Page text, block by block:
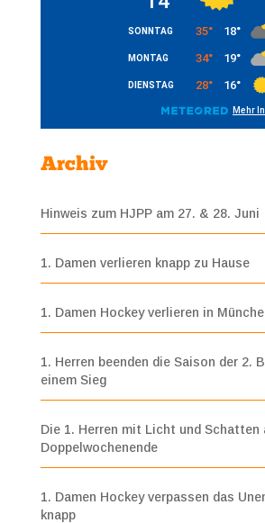
Archiv
Hinweis zum HJPP am 27. & 28. Juni
1. Damen verlieren knapp zu Hause
1. Damen Hockey verlieren in
1. Herren beenden die Saison der 2.
einem Sieg
Die 1. Herren mit Licht und Schatten
Doppelwochenende
1. Damen Hockey verpassen das
knapp